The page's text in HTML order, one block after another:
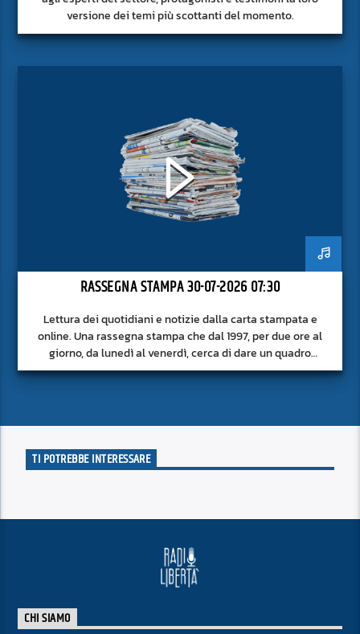
versione dei temi più scottanti del momento.
RASSEGNA STAMPA 30-07-2026 07:30
Lettura dei quotidiani e notizie dalla carta stampata e
online. Una rassegna stampa che dal 1997, per due ore al
giorno, da lunedì al venerdì, cerca di dare un quadro
approfondito delle notizie del giorno, senza fermarsi alla
TI POTREBBE INTERESSARE
CHI SIAMO